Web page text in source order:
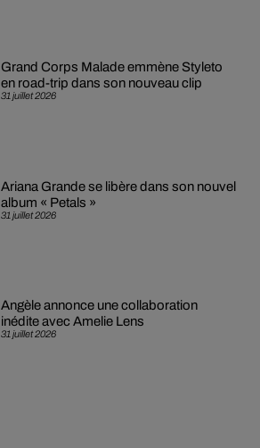
31 juillet 2026
Grand Corps Malade emmène Styleto
en road-trip dans son nouveau clip
31 juillet 2026
Ariana Grande se libère dans son nouvel
album « Petals »
31 juillet 2026
Angèle annonce une collaboration
inédite avec Amelie Lens